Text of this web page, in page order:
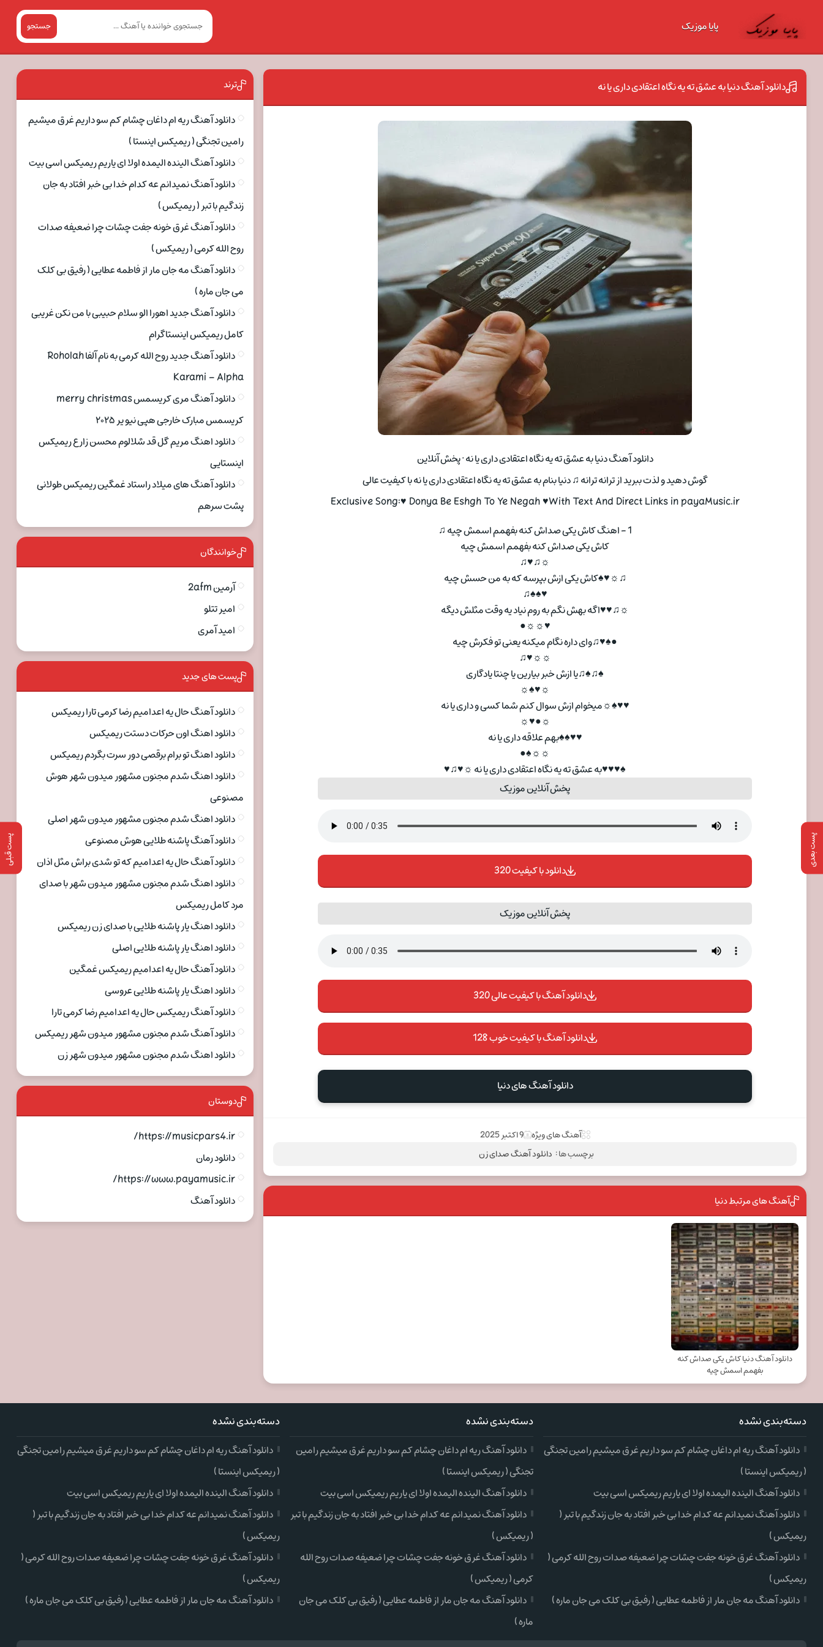
پایا موزیک جستجو
پست بعدی پست قبلی
دانلود آهنگ دنیا به عشق ته یه نگاه اعتقادی داری یا نه
دانلود آهنگ دنیا به عشق ته یه نگاه اعتقادی داری یا نه · پخش آنلاین
گوش دهید و لذت ببرید از ترانه ترانه ♫ دنیا بنام به عشق ته یه نگاه اعتقادی داری یا نه با کیفیت عالی
Exclusive Song:♥ Donya Be Eshgh To Ye Negah ♥With Text And Direct Links in payaMusic.ir
1 - اهنگ کاش یکی صداش کنه بفهمم اسمش چیه ♫
کاش یکی صداش کنه بفهمم اسمش چیه
☼♫♥♫
♫☼♥♠کاش یکی ازش بپرسه که به من حسش چیه
♥♠♠♫
☼♫♥♥اگه بهش نگم به روم نیاد یه وقت مثلش دیگه
♥☼☼●
●♠♥♫وای داره نگام میکنه یعنی تو فکرش چیه
☼☼♥♫
♠♫♠♫یا ازش خبر بیارین یا چنتا یادگاری
☼♥♠☼
♥♥♠☼میخوام ازش سوال کنم شما کسی و داری یا نه
☼●♥☼
♥♥♠♠بهم علاقه داری یا نه
☼☼♠●
♠♥♥♥به عشق ته یه نگاه اعتقادی داری یا نه ☼♥♫♥
پخش آنلاین موزیک
دانلود با کیفیت 320
پخش آنلاین موزیک
دانلود آهنگ با کیفیت عالی 320
دانلود آهنگ با کیفیت خوب 128
دانلود آهنگ های دنیا
آهنگ های ویژه 9 اکتبر 2025
برچسب ها : دانلود آهنگ صدای زن
آهنگ های مرتبط دنیا
دانلود آهنگ دنیا کاش یکی صداش کنه
بفهمم اسمش چیه
ترند
دانلود آهنگ ریه ام داغان چشام کم سو داریم غرق میشیم
رامین تجنگی ( ریمیکس اینستا )
دانلود آهنگ الینده الیمده اولا ای یاریم ریمیکس اسی بیت
دانلود آهنگ نمیدانم عه کدام خدا بی خبر افتاد به جان
زندگیم با تبر ( ریمیکس )
دانلود آهنگ غرق خونه جفت چشات چرا ضعیفه صدات
روح الله کرمی ( ریمیکس )
دانلود آهنگ مه جان مار از فاطمه عطایی ( رفیق بی کلک
می جان ماره )
دانلود آهنگ جدید اهورا الو سلام حبیبی با من نکن غریبی
کامل ریمیکس اینستاگرام
دانلود آهنگ جدید روح الله کرمی به نام آلفا Roholah
Karami – Alpha
دانلود آهنگ مری کریسمس merry christmas
کریسمس مبارک خارجی هپی نیو یر ۲۰۲۵
دانلود اهنگ مریم گل قد شلالوم محسن زارع ریمیکس
اینستایی
دانلود آهنگ های میلاد راستاد غمگین ریمیکس طولانی
پشت سرهم
خوانندگان
آرمین 2afm
امیر تتلو
امید آمری
پست های جدید
دانلود آهنگ حال یه اعدامیم رضا کرمی تارا ریمیکس
دانلود اهنگ اون حرکات دستت ریمیکس
دانلود اهنگ تو برام برقصی دور سرت بگردم ریمیکس
دانلود اهنگ شدم مجنون مشهور میدون شهر هوش
مصنوعی
دانلود اهنگ شدم مجنون مشهور میدون شهر اصلی
دانلود آهنگ پاشنه طلایی هوش مصنوعی
دانلود آهنگ حال یه اعدامیم که تو شدی براش مثل اذان
دانلود اهنگ شدم مجنون مشهور میدون شهر با صدای
مرد کامل ریمیکس
دانلود اهنگ یار پاشنه طلایی با صدای زن ریمیکس
دانلود اهنگ یار پاشنه طلایی اصلی
دانلود آهنگ حال یه اعدامیم ریمیکس غمگین
دانلود اهنگ یار پاشنه طلایی عروسی
دانلود آهنگ ریمیکس حال یه اعدامیم رضا کرمی تارا
دانلود آهنگ شدم مجنون مشهور میدون شهر ریمیکس
دانلود اهنگ شدم مجنون مشهور میدون شهر زن
دوستان
https://musicpars4.ir/
دانلود رمان
https://www.payamusic.ir/
دانلود آهنگ
دسته‌بندی نشده
دانلود آهنگ ریه ام داغان چشام کم سو داریم غرق میشیم رامین تجنگی
( ریمیکس اینستا )
دانلود آهنگ الینده الیمده اولا ای یاریم ریمیکس اسی بیت
دانلود آهنگ نمیدانم عه کدام خدا بی خبر افتاد به جان زندگیم با تبر (
ریمیکس )
دانلود آهنگ غرق خونه جفت چشات چرا ضعیفه صدات روح الله کرمی (
ریمیکس )
دانلود آهنگ مه جان مار از فاطمه عطایی ( رفیق بی کلک می جان ماره )
دسته‌بندی نشده
دانلود آهنگ ریه ام داغان چشام کم سو داریم غرق میشیم رامین
تجنگی ( ریمیکس اینستا )
دانلود آهنگ الینده الیمده اولا ای یاریم ریمیکس اسی بیت
دانلود آهنگ نمیدانم عه کدام خدا بی خبر افتاد به جان زندگیم با تبر
( ریمیکس )
دانلود آهنگ غرق خونه جفت چشات چرا ضعیفه صدات روح الله
کرمی ( ریمیکس )
دانلود آهنگ مه جان مار از فاطمه عطایی ( رفیق بی کلک می جان
ماره )
دسته‌بندی نشده
دانلود آهنگ ریه ام داغان چشام کم سو داریم غرق میشیم رامین تجنگی
( ریمیکس اینستا )
دانلود آهنگ الینده الیمده اولا ای یاریم ریمیکس اسی بیت
دانلود آهنگ نمیدانم عه کدام خدا بی خبر افتاد به جان زندگیم با تبر (
ریمیکس )
دانلود آهنگ غرق خونه جفت چشات چرا ضعیفه صدات روح الله کرمی (
ریمیکس )
دانلود آهنگ مه جان مار از فاطمه عطایی ( رفیق بی کلک می جان ماره )